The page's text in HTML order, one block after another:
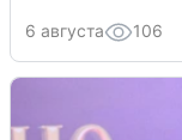
6 августа 106